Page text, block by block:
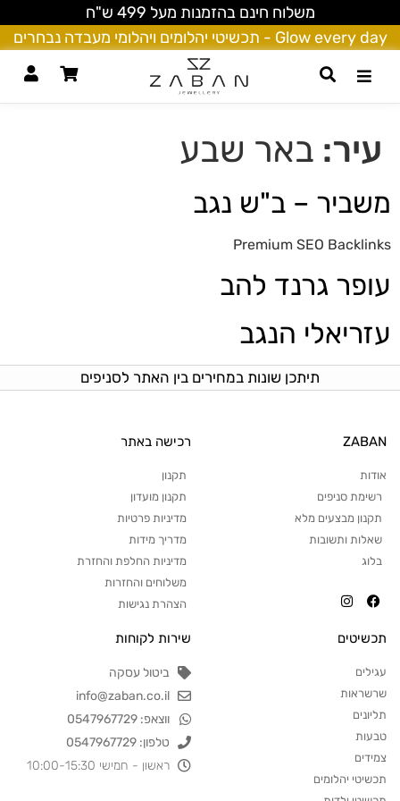
משלוח חינם בהזמנות מעל 499 ש"ח
Glow every day - תכשיטי יהלומים ויהלומי מעבדה נבחרים
עיר: באר שבע
משביר – ב"ש נגב
Premium SEO Backlinks
עופר גרנד להב
עזריאלי הנגב
תיתכן שונות במחירים בין האתר לסניפים
ZABAN
אודות
רשימת סניפים
תקנון מבצעים מלא
שאלות ותשובות
בלוג
רכישה באתר
תקנון
תקנון מועדון
מדיניות פרטיות
מדריך מידות
מדיניות החלפת והחזרת
משלוחים והחזרות
הצהרת נגישות
תכשיטים
עגילים
שרשראות
תליונים
טבעות
צמידים
תכשיטי יהלומים
שירות לקוחות
ביטול עסקה
info@zaban.co.il
ווצאפ: 0547967729
טלפון: 0547967729
ראשון - חמישי 10:00-15:30